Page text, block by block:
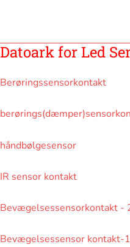
Datoark for Led
Berøringssensorkontakt
håndbølgesensor
IR sensor kontakt
Bevægelsessensorkontakt -
Bevægelsessensor kontakt-1